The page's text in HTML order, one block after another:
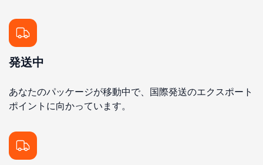
発送中
あなたのパッケージが移動中で、国際発送のエクスポート
ポイントに向かっています。